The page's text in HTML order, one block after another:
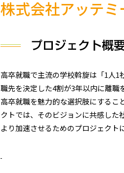
株式会社アッテ
高卒就職で主流の学校斡旋は「1人
職先を決定した4割が3年以内に離職
高卒就職を魅力的な選択肢にするこ
クトでは、そのビジョンに共感した
より加速させるためのプロジェクト